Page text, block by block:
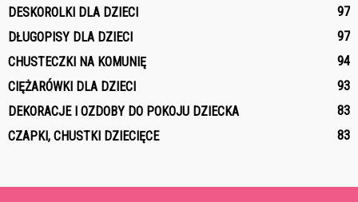
DESKOROLKI DLA DZIECI
97
DŁUGOPISY DLA DZIECI
97
CHUSTECZKI NA KOMUNIĘ
94
CIĘŻARÓWKI DLA DZIECI
93
DEKORACJE I OZDOBY DO POKOJU DZIECKA
83
CZAPKI, CHUSTKI DZIECIĘCE
83